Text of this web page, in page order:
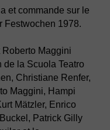
et commande sur le
Festwochen 1978.
Maggini
de la Scuola Teatro
Christiane Renfer,
Maggini, Hampi
Mätzler, Enrico
Patrick Gilly